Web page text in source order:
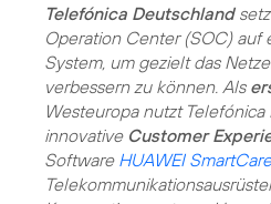
Telefónica Deutschland
Operation Center (SOC) auf
System, um gezielt das
verbessern zu können. Als
Westeuropa nutzt
innovative Customer
Software HUAWEI SmartCare